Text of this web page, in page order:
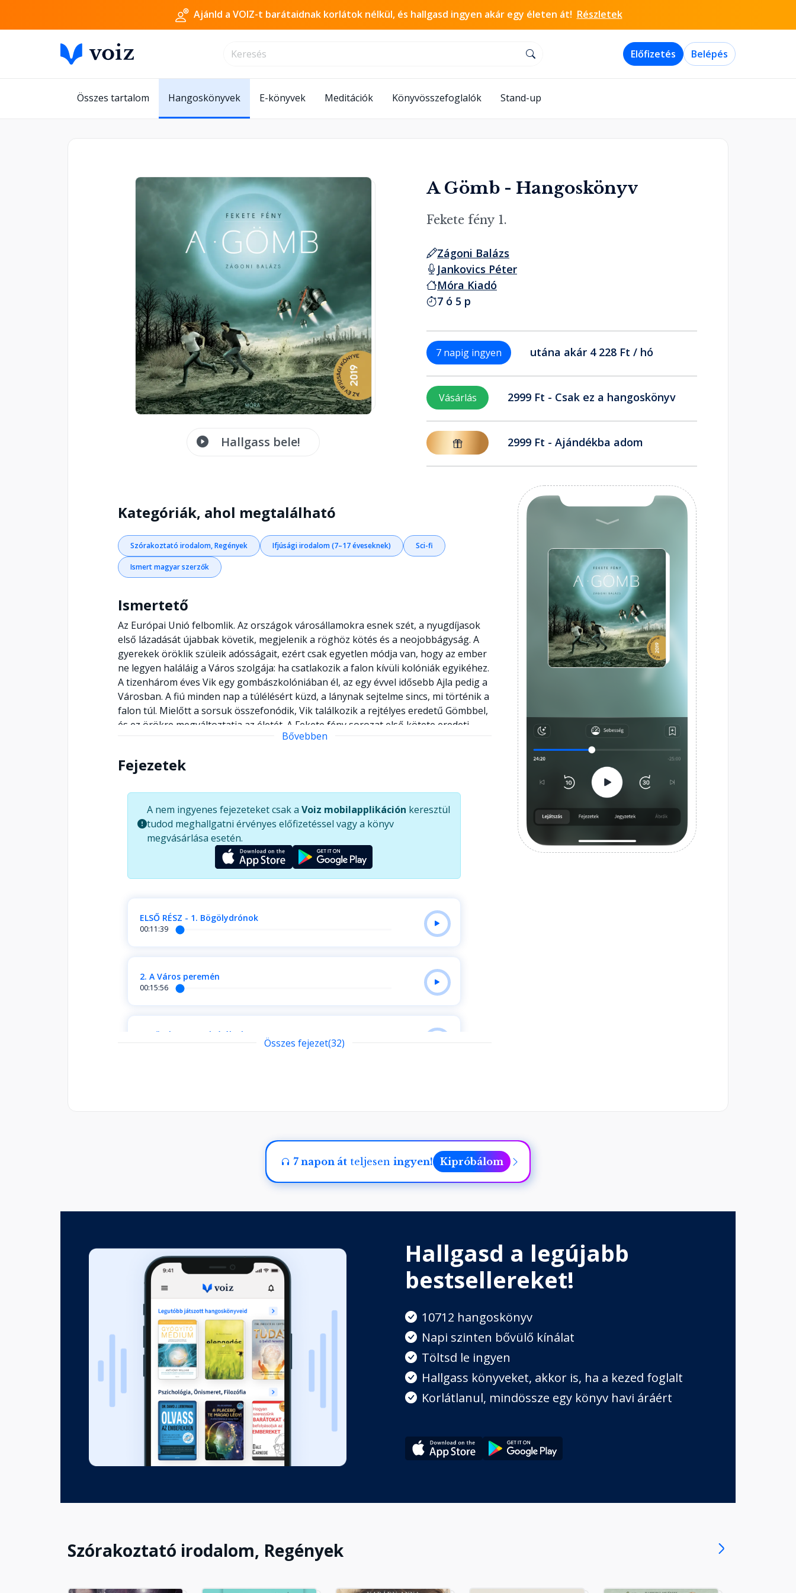
Ajánld a VOIZ-t barátaidnak korlátok nélkül, és hallgasd ingyen akár egy életen át! Részletek
Előfizetés Belépés
Összes tartalom Hangoskönyvek E-könyvek Meditációk Könyvösszefoglalók Stand-up
Hallgass bele!
A Gömb - Hangoskönyv
Fekete fény 1.
Zágoni Balázs
Jankovics Péter
Móra Kiadó
7 ó 5 p
7 napig ingyen utána akár 4 228 Ft / hó
Vásárlás 2999 Ft - Csak ez a hangoskönyv
2999 Ft - Ajándékba adom
Kategóriák, ahol megtalálható
Szórakoztató irodalom, Regények Ifjúsági irodalom (7–17 éveseknek) Sci-fi
Ismert magyar szerzők
Ismertető
Az Európai Unió felbomlik. Az országok városállamokra esnek szét, a nyugdíjasok
első lázadását újabbak követik, megjelenik a röghöz kötés és a neojobbágyság. A
gyerekek öröklik szüleik adósságait, ezért csak egyetlen módja van, hogy az ember
ne legyen haláláig a Város szolgája: ha csatlakozik a falon kívüli kolóniák egyikéhez.
A tizenhárom éves Vik egy gombászkolóniában él, az egy évvel idősebb Ajla pedig a
Városban. A fiú minden nap a túlélésért küzd, a lánynak sejtelme sincs, mi történik a
falon túl. Mielőtt a sorsuk összefonódik, Vik találkozik a rejtélyes eredetű Gömbbel,
és ez örökre megváltoztatja az életét. A Fekete fény sorozat első kötete eredeti
hangú kalandregény, amely egy számunkra ismerős vidék lehetséges jövőjébe
Bővebben
Fejezetek
A nem ingyenes fejezeteket csak a Voiz mobilapplikáción keresztül
tudod meghallgatni érvényes előfizetéssel vagy a könyv
megvásárlása esetén.
ELSŐ RÉSZ - 1. Bögölydrónok
00:11:39
2. A Város peremén
00:15:56
3. Gömb vagy golyó által?
MÁSODIK RÉSZ - 5. Másnap reggel
6. Meglepetések otthon
7. Városi vakáció
Fejezet hossza: 00:10:09
8. Boki története
Fejezet hossza: 00:10:55
9. Az újjászületés-csúszda
Fejezet hossza: 00:18:23
10. Reggeli a kerítés fölött
Fejezet hossza: 00:10:45
11. Rod ajánlata
12. Éjjel álmomban, reggel az autóban
Összes fejezet(32)
7 napon át teljesen ingyen! Kipróbálom
Hallgasd a legújabb
bestsellereket!
10712 hangoskönyv
Napi szinten bővülő kínálat
Töltsd le ingyen
Hallgass könyveket, akkor is, ha a kezed foglalt
Korlátlanul, mindössze egy könyv havi áráért
Szórakoztató irodalom, Regények